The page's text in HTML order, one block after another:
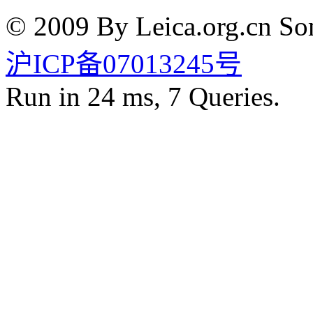
© 2009 By Leica.org.cn
沪ICP备07013245号
Run in 24 ms, 7 Queries.